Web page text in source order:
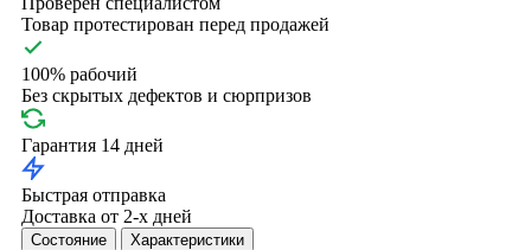
Товар протестирован перед продажей
100% рабочий
Без скрытых дефектов и сюрпризов
Гарантия 14 дней
Быстрая отправка
Доставка от 2-х дней
Состояние Характеристики